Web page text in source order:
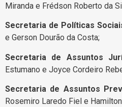
Miranda e Frédson Roberto da
Secretaria de Políticas
e Gerson Dourão da Costa;
Secretaria de Assuntos
Estumano e Joyce Cordeiro
Secretaria de Assuntos
Rosemiro Laredo Fiel e